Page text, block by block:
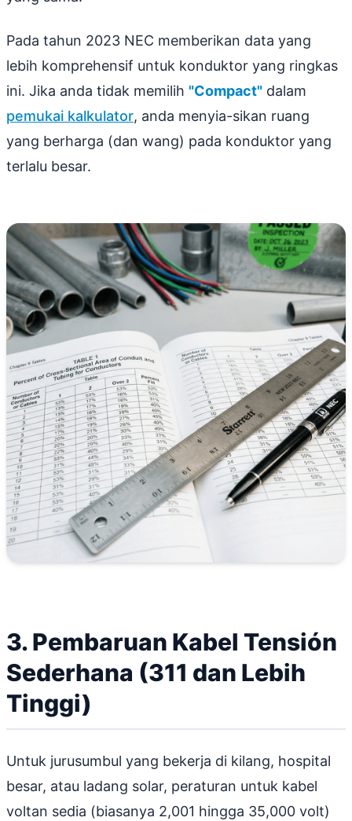
Pada tahun 2023 NEC memberikan data yang
lebih komprehensif untuk konduktor yang ringkas
ini. Jika anda tidak memilih "Compact" dalam
pemukai kalkulator, anda menyia-sikan ruang
yang berharga (dan wang) pada konduktor yang
terlalu besar.
3. Pembaruan Kabel Tensión
Sederhana (311 dan Lebih
Tinggi)
Untuk jurusumbul yang bekerja di kilang, hospital
besar, atau ladang solar, peraturan untuk kabel
voltan sedia (biasanya 2,001 hingga 35,000 volt)